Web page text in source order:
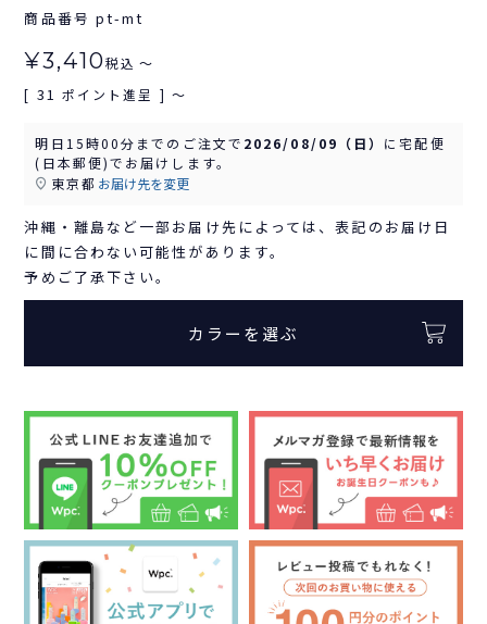
商品番号 pt-mt
¥3,410税込 〜
[ 31 ポイント進呈 ] 〜
明日 15時00分 までのご注文で 2026/08/09（日） に宅配便
(日本郵便)でお届けします。
東京都 お届け先を変更
沖縄・離島など一部お届け先によっては、表記のお届け日
に間に合わない可能性があります。
予めご了承下さい。
カラーを選ぶ